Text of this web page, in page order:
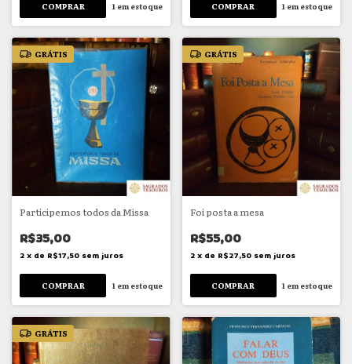
1em estoque 1 em estoque
GRÁTIS
Participemos todos da Missa
R$35,00
2 x de R$17,50 sem juros
1 em estoque
GRÁTIS
Foi posta a mesa
R$55,00
2 x de R$27,50 sem juros
1 em estoque
GRÁTIS